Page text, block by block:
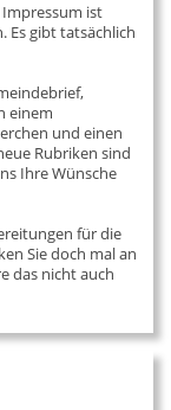
Impressum ist
Es gibt tatsächlich
einem
und einen
Rubriken sind
Ihre Wünsche
für die
Sie doch mal an
das nicht auch